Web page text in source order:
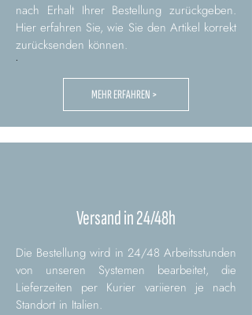
nach Erhalt Ihrer Bestellung zurückgeben.
Hier erfahren Sie, wie Sie den Artikel korrekt
zurücksenden können.
MEHR ERFAHREN >
Versand in 24/48h
Die Bestellung wird in 24/48 Arbeitsstunden
von unseren Systemen bearbeitet, die
Lieferzeiten per Kurier variieren je nach
Standort in Italien.